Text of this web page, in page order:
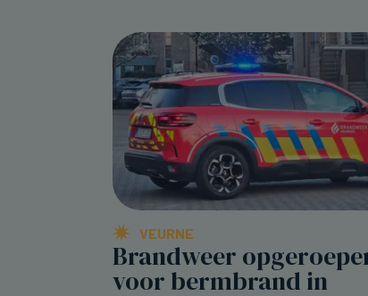
VEURNE
Brandweer
voor bermbrand in